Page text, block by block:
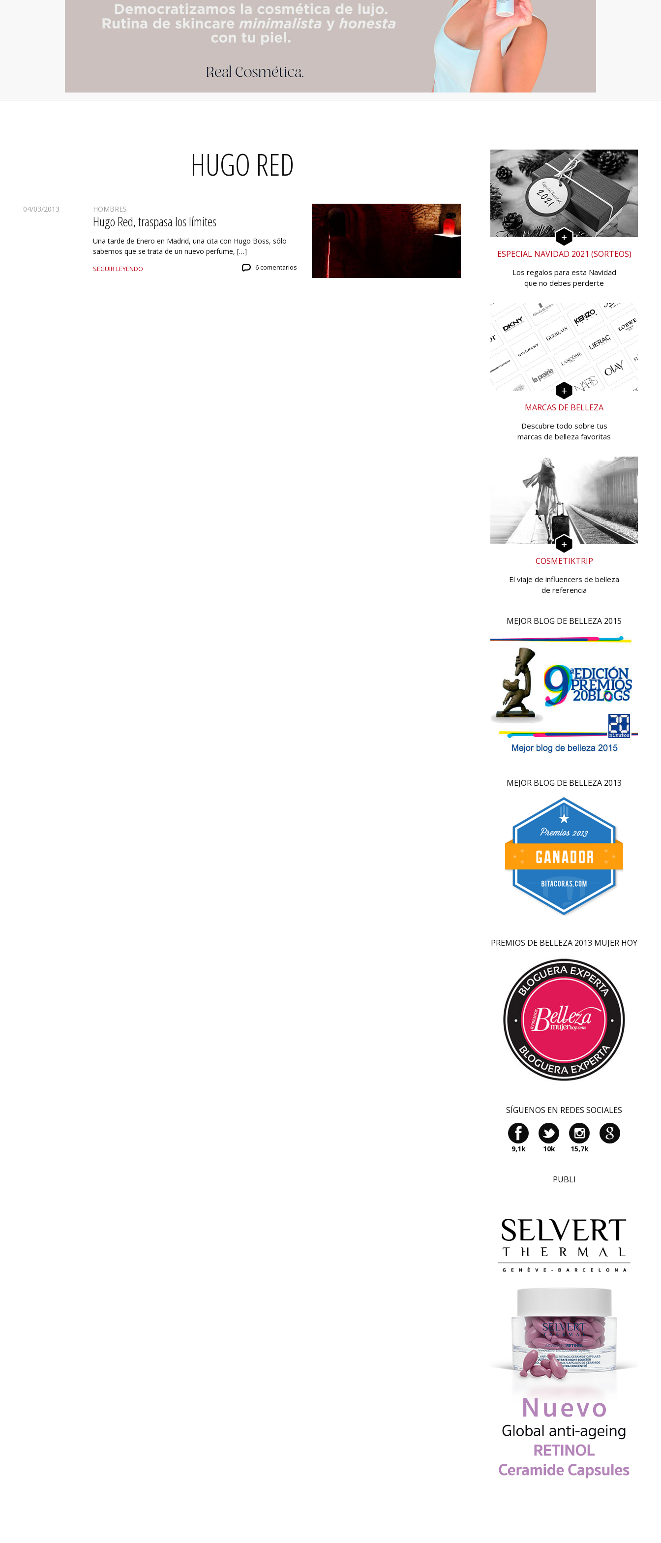
HUGO RED
04/03/2013 HOMBRES
Hugo Red, traspasa los límites
Una tarde de Enero en Madrid, una cita con Hugo Boss, sólo
sabemos que se trata de un nuevo perfume, […]
SEGUIR LEYENDO 6 comentarios
ESPECIAL NAVIDAD 2021 (SORTEOS)
Los regalos para esta Navidad
que no debes perderte
MARCAS DE BELLEZA
Descubre todo sobre tus
marcas de belleza favoritas
COSMETIKTRIP
El viaje de influencers de belleza
de referencia
MEJOR BLOG DE BELLEZA 2015
MEJOR BLOG DE BELLEZA 2013
PREMIOS DE BELLEZA 2013 MUJER HOY
SÍGUENOS EN REDES SOCIALES
9,1k 10k 15,7k
PUBLI